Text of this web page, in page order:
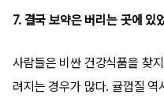
7. 결국 보약은 버리는 곳에 있
사람들은 비싼 건강식품을 찾
려지는 경우가 많다. 귤껍질